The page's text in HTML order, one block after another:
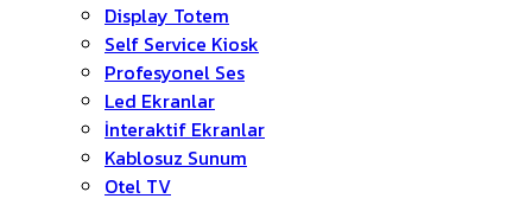
Display Totem
Self Service Kiosk
Profesyonel Ses
Led Ekranlar
İnteraktif Ekranlar
Kablosuz Sunum
Otel TV